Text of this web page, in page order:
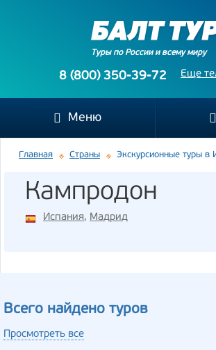
Туры по России и всему миру
Еще
8 (800) 350-39-72
Меню
Главная Страны Экскурсионные туры в
Кампродон
Испания, Мадрид
Всего найдено туров
Просмотреть все